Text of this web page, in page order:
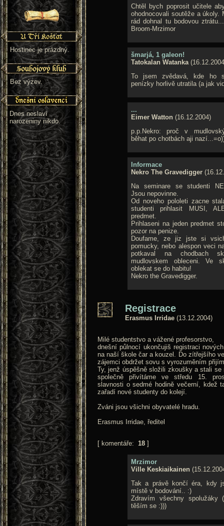
Hostinec je prázdný.
Bez výzev.
Dnes neslaví
narozeniny nikdo.
Chtěl bych poprosit učitele
ohodnocovali soutěže a úkoly.
rád dohnal tu bodovou
Broom-Mrzimor
šmarjá, 1 galeon!
Tatokalan Watanka
To jsem zvědavá, kde ho
penízky horlivě utratila (a jak
...
Eimer Watton (16.12.2004)
p.p.Nekro: proč v
běhat po chotbách aji
Informace
Nekro The Gravedigger
Na seminare se studenti
Jsou nepovinne.
Od noveho pololeti zacne
studenti prihlasit MUSI,
predmet.
Prihlaseni na jeden predmet
pozor na penize.
Doufame, ze jiz jste si
pomucky, nebo alespon veci
potkaval na chodbach
mudlovskem obleceni. Ve
oblekat se do habitu!
Nekro the Gravedigger.
Registrace
Erasmus Irridae (13.12.2004)
Milé studentstvo a vážené profesorstvo,
dnešní půlnocí ukončujiš registraci
na naší škole čar a kouzel. Do zítřejšího
zájemci obdržet sovu s vyrozuměním
Ty, jenž úspěšně složili zkoušky a stali
společně přivítáme ve středu 15.
slavnosti o sedmé hodině večerní, kdež
zařadí nové studenty do kolejí.
Zváni jsou všichni obyvatelé hradu.
Erasmus Irridae, ředitel
[ komentáře: 18 ]
Mrzimor
Ville Keskiaikainen
Tak a právě končí éra, kdy
místě v bodování.. :)
Zdravím všechny spolužáky
těším se :)))